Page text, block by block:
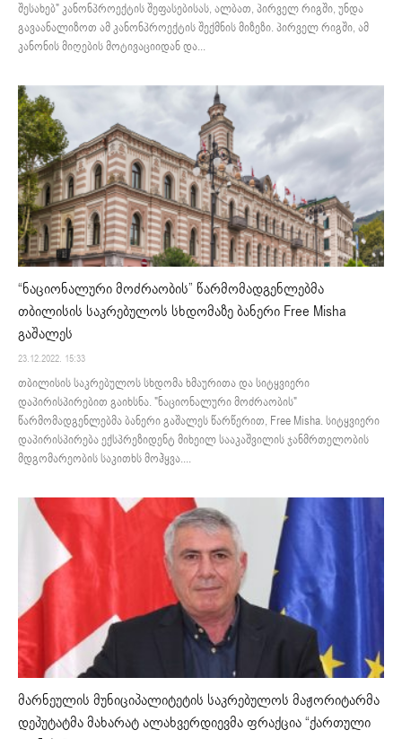
შესახებ" კანონპროექტის შეფასებისას, ალბათ, პირველ რიგში, უნდა
გავაანალიზოთ ამ კანონპროექტის შექმნის მიზეზი. პირველ რიგში, ამ
კანონის მიღების მოტივაციიდან და...
“ნაციონალური მოძრაობის” წარმომადგენლებმა
თბილისის საკრებულოს სხდომაზე ბანერი Free Misha
გაშალეს
23.12.2022. 15:33
თბილისის საკრებულოს სხდომა ხმაურითა და სიტყვიერი
დაპირისპირებით გაიხსნა. "ნაციონალური მოძრაობის"
წარმომადგენლებმა ბანერი გაშალეს წარწერით, Free Misha. სიტყვიერი
დაპირისპირება ექსპრეზიდენტ მიხეილ სააკაშვილის ჯანმრთელობის
მდგომარეობის საკითხს მოჰყვა....
მარნეულის მუნიციპალიტეტის საკრებულოს მაჟორიტარმა
დეპუტატმა მახარატ ალახვერდიევმა ფრაქცია “ქართული